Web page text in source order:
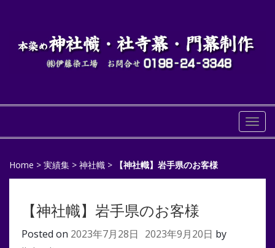
Home > 実績集 > 神社幟 > 【神社幟】岩手県のお客様
【神社幟】岩手県のお客様
Posted on 2023年7月28日 2023年9月20日 by